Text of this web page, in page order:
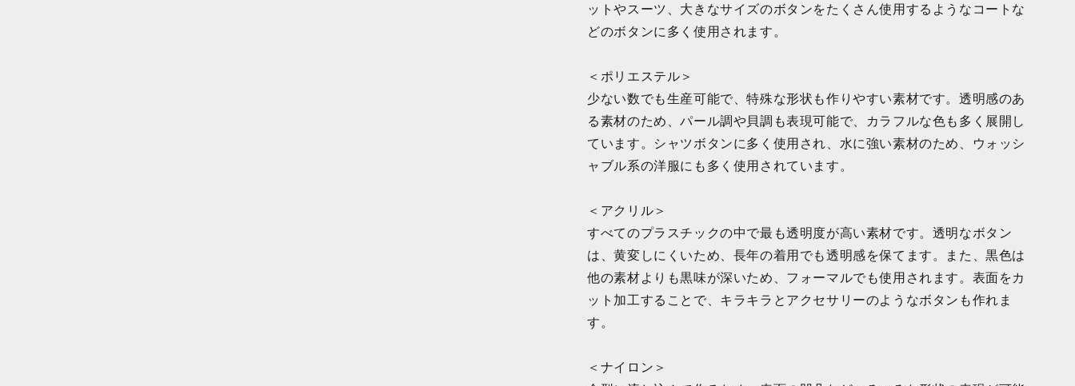
ットやスーツ、大きなサイズのボタンをたくさん使用するようなコートな
どのボタンに多く使用されます。
＜ポリエステル＞
少ない数でも生産可能で、特殊な形状も作りやすい素材です。透明感のあ
る素材のため、パール調や貝調も表現可能で、カラフルな色も多く展開し
ています。シャツボタンに多く使用され、水に強い素材のため、ウォッシ
ャブル系の洋服にも多く使用されています。
＜アクリル＞
すべてのプラスチックの中で最も透明度が高い素材です。透明なボタン
は、黄変しにくいため、長年の着用でも透明感を保てます。また、黒色は
他の素材よりも黒味が深いため、フォーマルでも使用されます。表面をカ
ット加工することで、キラキラとアクセサリーのようなボタンも作れま
す。
＜ナイロン＞